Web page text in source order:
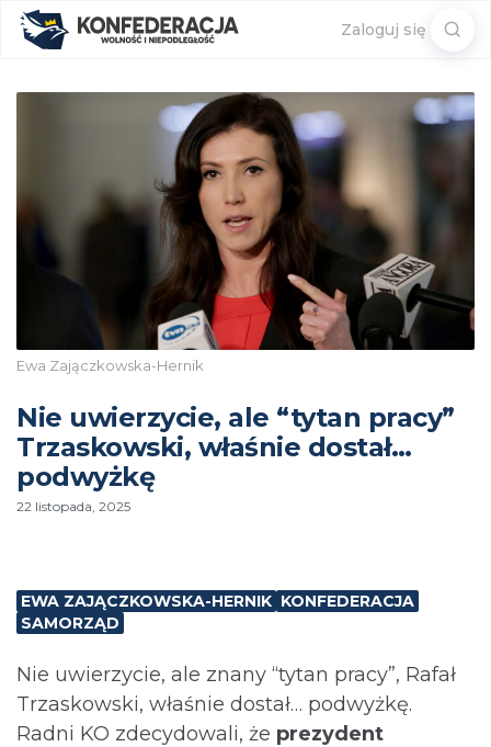
Zaloguj się
Ewa Zajączkowska-Hernik
Nie uwierzycie, ale “tytan pracy”
Trzaskowski, właśnie dostał…
podwyżkę
22 listopada, 2025
EWA ZAJĄCZKOWSKA-HERNIK KONFEDERACJA
SAMORZĄD
Nie uwierzycie, ale znany “tytan pracy”, Rafał
Trzaskowski, właśnie dostał… podwyżkę.
Radni KO zdecydowali, że prezydent